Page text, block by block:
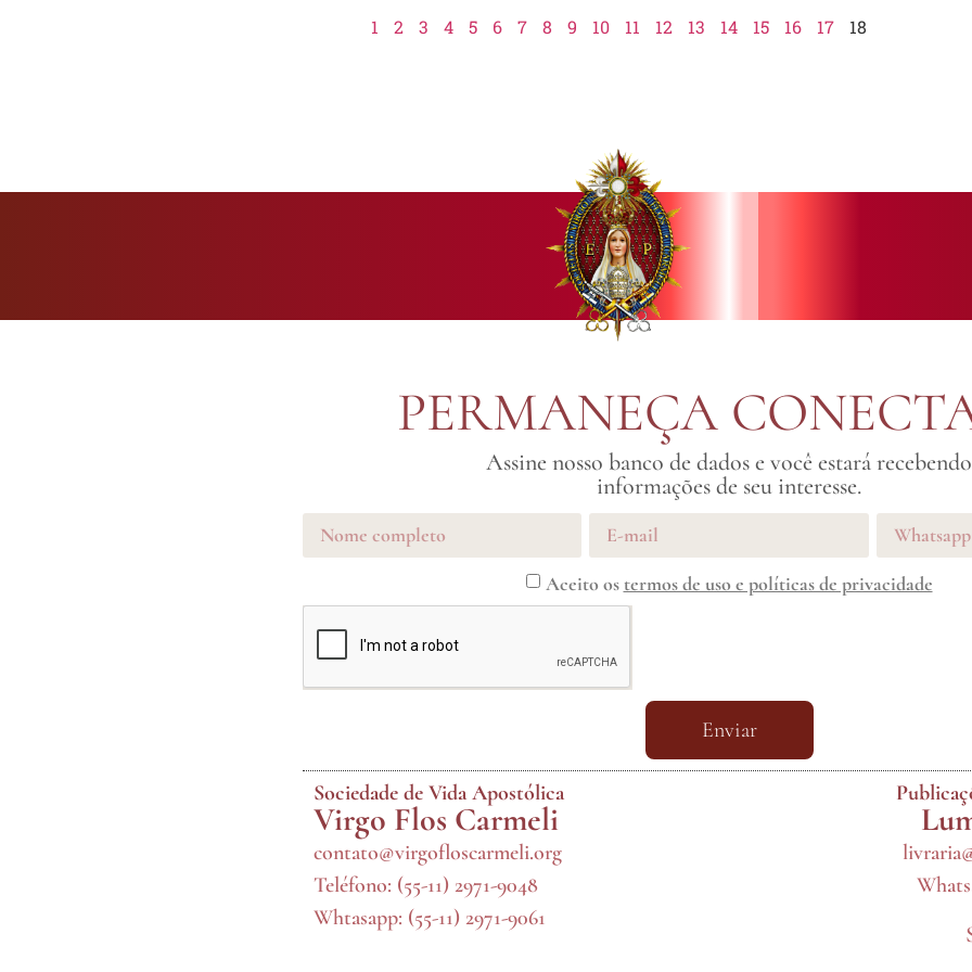
1 2 3 4 5 6 7 8 9 10 11 12 13 14 15 16 17 18
PERMANEÇA
Assine nosso banco de dados e você estará recebendo
informações de seu interesse.
Aceito ostermos de uso e políticas de privacidade
Enviar
Sociedade de Vida Apostólica
Virgo Flos Carmeli
contato@virgofloscarmeli.org
Teléfono: (55-11) 2971-9048
Whtasapp: (55-11) 2971-9061